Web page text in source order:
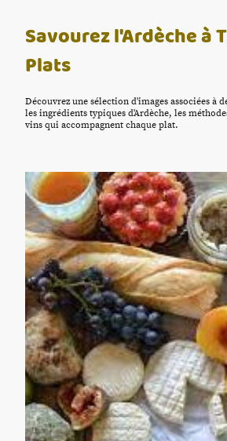
Savourez l'Ardèche à
Plats
Découvrez une sélection d'images associées à
les ingrédients typiques d'Ardèche, les
vins qui accompagnent chaque plat.